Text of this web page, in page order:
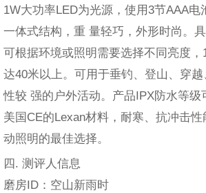
1W大功率LED为光源，使用3节AAA电
一体式结构，重 量轻巧，外形时尚。
可根据环境或照明需要选择不同亮度
达40米以上。可用于垂钓、登山、穿
性较 强的户外活动。产品IPX防水等级
美国CE的Lexan材料，耐寒、抗冲击
动照明的最佳选择。
四. 测评人信息
磨房ID：空山新雨时